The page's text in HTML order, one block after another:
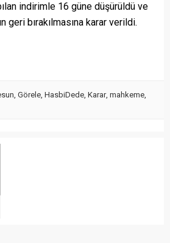
indirimle 16 güne düşürüldü ve
geri bırakılmasına karar verildi.
, Görele, HasbiDede, Karar, mahkeme,